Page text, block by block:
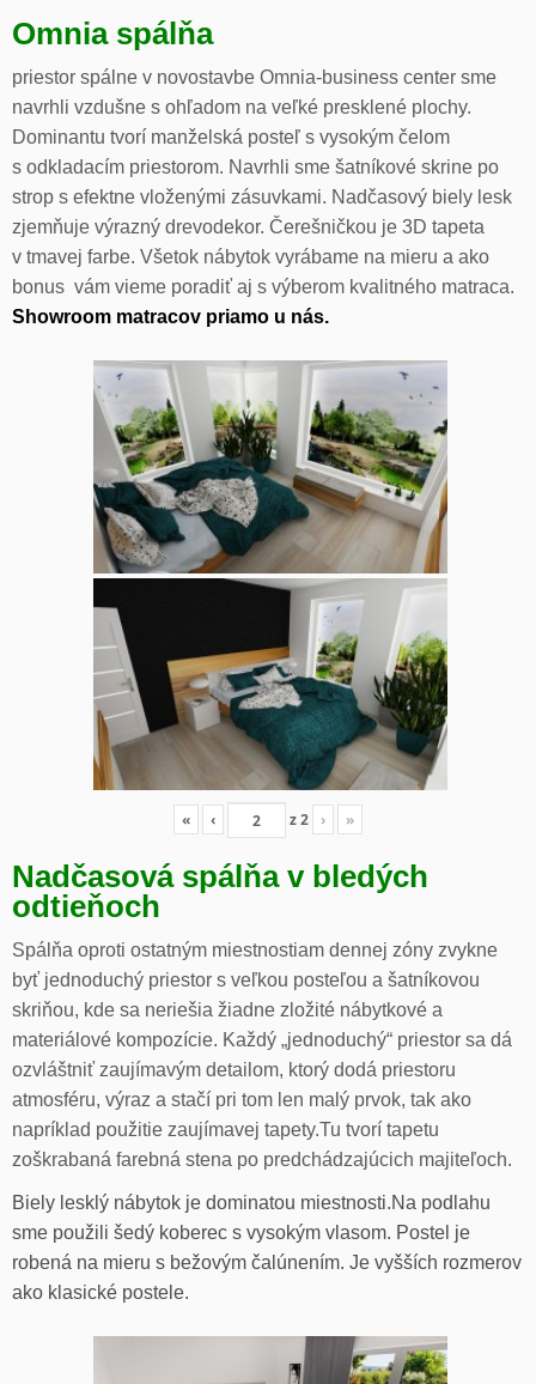
Omnia spálňa
priestor spálne v novostavbe Omnia-business center sme
navrhli vzdušne s ohľadom na veľké presklené plochy.
Dominantu tvorí manželská posteľ s vysokým čelom
s odkladacím priestorom. Navrhli sme šatníkové skrine po
strop s efektne vloženými zásuvkami. Nadčasový biely lesk
zjemňuje výrazný drevodekor. Čerešničkou je 3D tapeta
v tmavej farbe. Všetok nábytok vyrábame na mieru a ako
bonus vám vieme poradiť aj s výberom kvalitného matraca.
Showroom matracov priamo u nás.
« ‹ z2 › »
Nadčasová spálňa v bledých
odtieňoch
Spálňa oproti ostatným miestnostiam dennej zóny zvykne
byť jednoduchý priestor s veľkou posteľou a šatníkovou
skriňou, kde sa neriešia žiadne zložité nábytkové a
materiálové kompozície. Každý „jednoduchý“ priestor sa dá
ozvláštniť zaujímavým detailom, ktorý dodá priestoru
atmosféru, výraz a stačí pri tom len malý prvok, tak ako
napríklad použitie zaujímavej tapety.Tu tvorí tapetu
zoškrabaná farebná stena po predchádzajúcich majiteľoch.
Biely lesklý nábytok je dominatou miestnosti.Na podlahu
sme použili šedý koberec s vysokým vlasom. Postel je
robená na mieru s bežovým čalúnením. Je vyšších rozmerov
ako klasické postele.